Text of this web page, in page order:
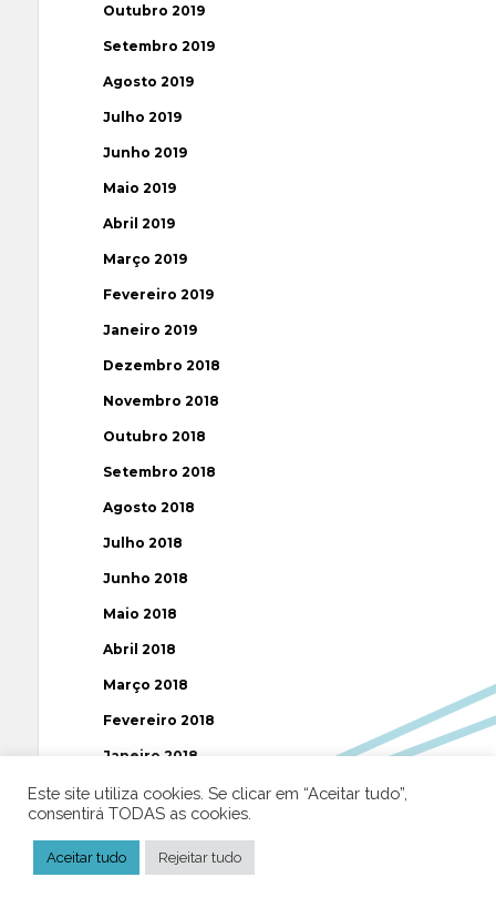
Outubro 2019
Setembro 2019
Agosto 2019
Julho 2019
Junho 2019
Maio 2019
Abril 2019
Março 2019
Fevereiro 2019
Janeiro 2019
Dezembro 2018
Novembro 2018
Outubro 2018
Setembro 2018
Agosto 2018
Julho 2018
Junho 2018
Maio 2018
Abril 2018
Março 2018
Fevereiro 2018
Janeiro 2018
Dezembro 2017
Outubro 2017
Este site utiliza cookies. Se clicar em “Aceitar tudo”,
consentirá TODAS as cookies.
Aceitar tudo Rejeitar tudo